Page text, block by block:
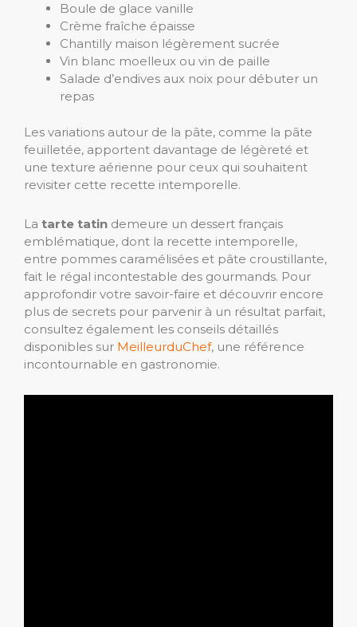
Boule de glace vanille
Crème fraîche épaisse
Chantilly maison légèrement sucrée
Vin blanc moelleux ou vin de paille
Salade d’endives aux noix pour débuter un
repas
Les variations autour de la pâte, comme la pâte
feuilletée, apportent davantage de légèreté et
une texture aérienne pour ceux qui souhaitent
revisiter cette recette intemporelle.
La tarte tatin demeure un dessert français
emblématique, dont la recette intemporelle,
entre pommes caramélisées et pâte croustillante,
fait le régal incontestable des gourmands. Pour
approfondir votre savoir-faire et découvrir encore
plus de secrets pour parvenir à un résultat parfait,
consultez également les conseils détaillés
disponibles sur MeilleurduChef, une référence
incontournable en gastronomie.